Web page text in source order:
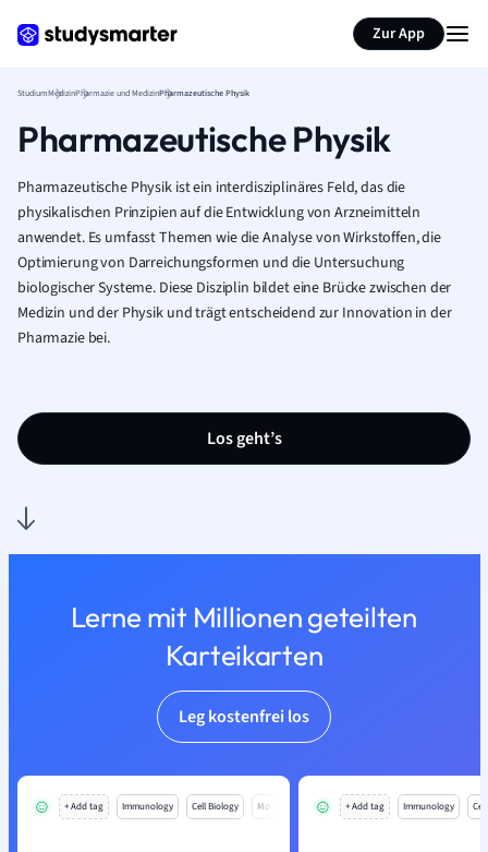
Zur App
StudiumMedizinPharmazie und MedizinPharmazeutische Physik
Pharmazeutische Physik
Pharmazeutische Physik ist ein interdisziplinäres Feld, das die
physikalischen Prinzipien auf die Entwicklung von Arzneimitteln
anwendet. Es umfasst Themen wie die Analyse von Wirkstoffen, die
Optimierung von Darreichungsformen und die Untersuchung
biologischer Systeme. Diese Disziplin bildet eine Brücke zwischen der
Medizin und der Physik und trägt entscheidend zur Innovation in der
Pharmazie bei.
Los geht’s
Lerne mit Millionen geteilten
Karteikarten
Leg kostenfrei los
+ Add tag Immunology Cell Biology Mo + Add tag Immunology